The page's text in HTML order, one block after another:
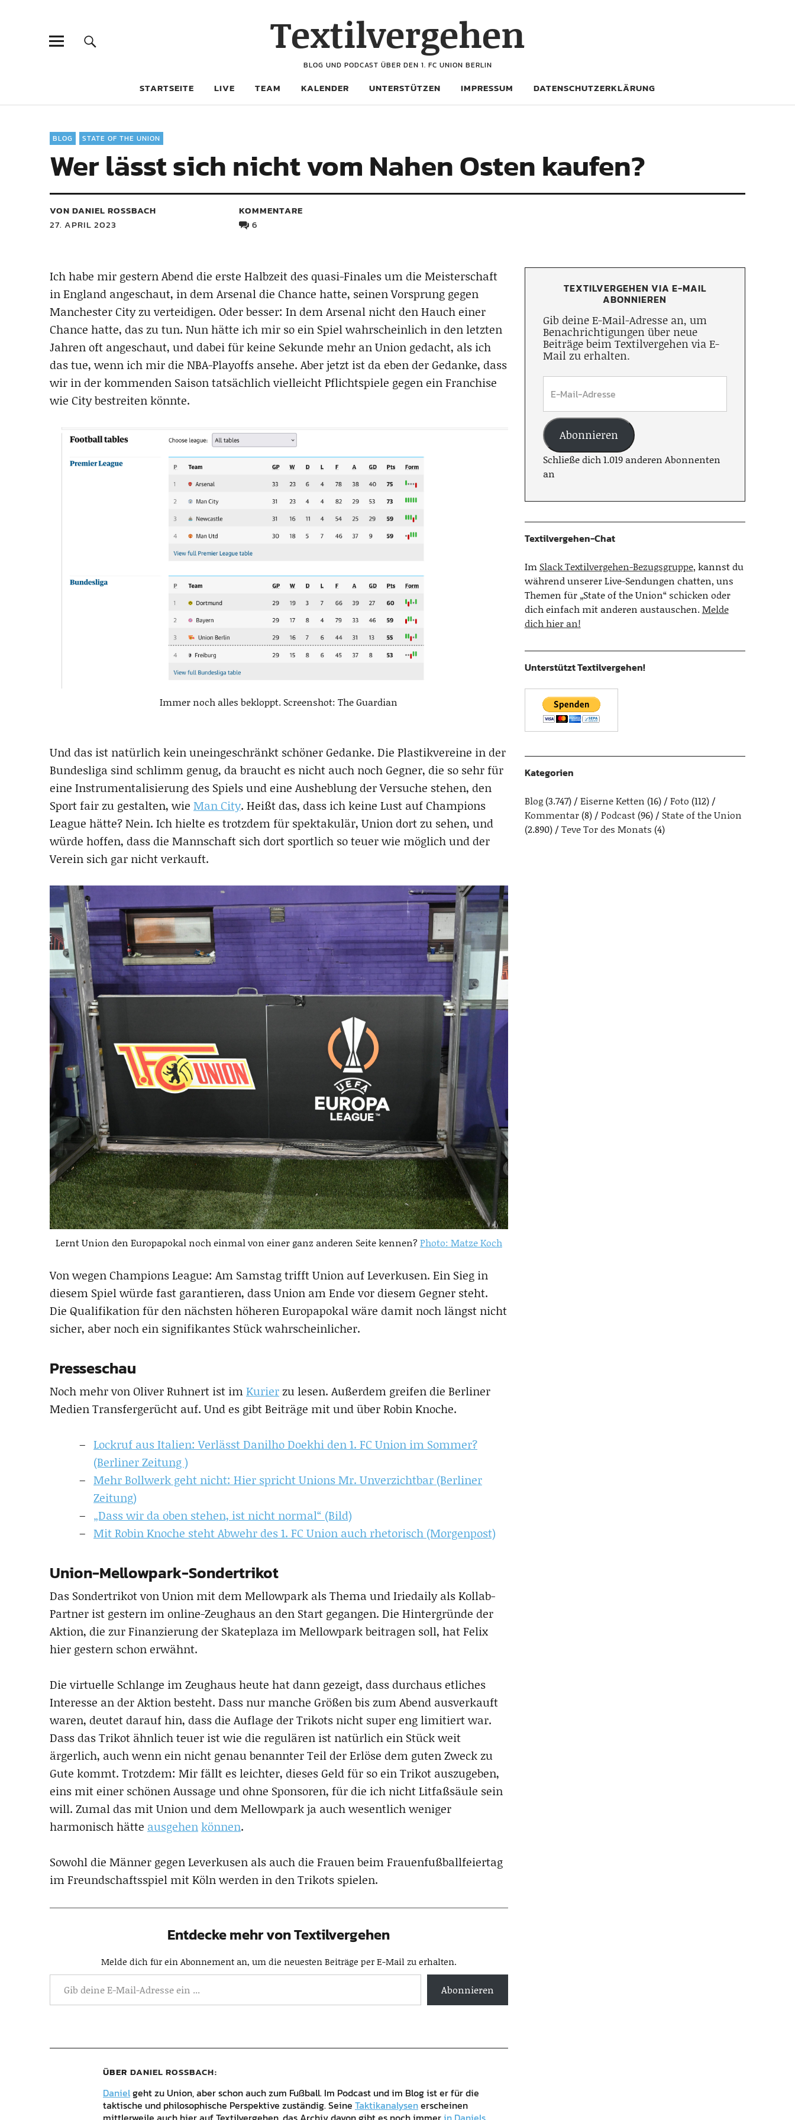
Textilvergehen
BLOG UND PODCAST ÜBER DEN 1. FC UNION BERLIN
STARTSEITE LIVE TEAM KALENDER UNTERSTÜTZEN IMPRESSUM DATENSCHUTZERKLÄRUNG
BLOG STATE OF THE UNION
Wer lässt sich nicht vom Nahen Osten kaufen?
VON DANIEL ROSSBACH
27. APRIL 2023
KOMMENTARE
6
Ich habe mir gestern Abend die erste Halbzeit des quasi-Finales um die Meisterschaft
in England angeschaut, in dem Arsenal die Chance hatte, seinen Vorsprung gegen
Manchester City zu verteidigen. Oder besser: In dem Arsenal nicht den Hauch einer
Chance hatte, das zu tun. Nun hätte ich mir so ein Spiel wahrscheinlich in den letzten
Jahren oft angeschaut, und dabei für keine Sekunde mehr an Union gedacht, als ich
das tue, wenn ich mir die NBA-Playoffs ansehe. Aber jetzt ist da eben der Gedanke, dass
wir in der kommenden Saison tatsächlich vielleicht Pflichtspiele gegen ein Franchise
wie City bestreiten könnte.
Immer noch alles bekloppt. Screenshot: The Guardian
Und das ist natürlich kein uneingeschränkt schöner Gedanke. Die Plastikvereine in der
Bundesliga sind schlimm genug, da braucht es nicht auch noch Gegner, die so sehr für
eine Instrumentalisierung des Spiels und eine Ausheblung der Versuche stehen, den
Sport fair zu gestalten, wie Man City. Heißt das, dass ich keine Lust auf Champions
League hätte? Nein. Ich hielte es trotzdem für spektakulär, Union dort zu sehen, und
würde hoffen, dass die Mannschaft sich dort sportlich so teuer wie möglich und der
Verein sich gar nicht verkauft.
Lernt Union den Europapokal noch einmal von einer ganz anderen Seite kennen?Photo: Matze Koch
Von wegen Champions League: Am Samstag trifft Union auf Leverkusen. Ein Sieg in
diesem Spiel würde fast garantieren, dass Union am Ende vor diesem Gegner steht.
Die Qualifikation für den nächsten höheren Europapokal wäre damit noch längst nicht
sicher, aber noch ein signifikantes Stück wahrscheinlicher.
Presseschau
Noch mehr von Oliver Ruhnert ist imKurierzu lesen. Außerdem greifen die Berliner
Medien Transfergerücht auf. Und es gibt Beiträge mit und über Robin Knoche.
Lockruf aus Italien: Verlässt Danilho Doekhi den 1. FC Union im Sommer?
(Berliner Zeitung )
Mehr Bollwerk geht nicht: Hier spricht Unions Mr. Unverzichtbar (Berliner
Zeitung)
„Dass wir da oben stehen, ist nicht normal“ (Bild)
Mit Robin Knoche steht Abwehr des 1. FC Union auch rhetorisch (Morgenpost)
Union-Mellowpark-Sondertrikot
Das Sondertrikot von Union mit dem Mellowpark als Thema und Iriedaily als Kollab-
Partner ist gestern im online-Zeughaus an den Start gegangen. Die Hintergründe der
Aktion, die zur Finanzierung der Skateplaza im Mellowpark beitragen soll, hat Felix
hier gestern schon erwähnt.
Die virtuelle Schlange im Zeughaus heute hat dann gezeigt, dass durchaus etliches
Interesse an der Aktion besteht. Dass nur manche Größen bis zum Abend ausverkauft
waren, deutet darauf hin, dass die Auflage der Trikots nicht super eng limitiert war.
Dass das Trikot ähnlich teuer ist wie die regulären ist natürlich ein Stück weit
ärgerlich, auch wenn ein nicht genau benannter Teil der Erlöse dem guten Zweck zu
Gute kommt. Trotzdem: Mir fällt es leichter, dieses Geld für so ein Trikot auszugeben,
eins mit einer schönen Aussage und ohne Sponsoren, für die ich nicht Litfaßsäule sein
will. Zumal das mit Union und dem Mellowpark ja auch wesentlich weniger
harmonisch hätte ausgehen können.
Sowohl die Männer gegen Leverkusen als auch die Frauen beim Frauenfußballfeiertag
im Freundschaftsspiel mit Köln werden in den Trikots spielen.
Entdecke mehr von Textilvergehen
Melde dich für ein Abonnement an, um die neuesten Beiträge per E-Mail zu erhalten.
Abonnieren
ÜBER DANIEL ROSSBACH
Danielgeht zu Union, aber schon auch zum Fußball. Im Podcast und im Blog ist er für die
taktische und philosophische Perspektive zuständig. Seine Taktikanalysenerscheinen
TEXTILVERGEHEN VIA E-MAIL
ABONNIEREN
Gib deine E-Mail-Adresse an, um
Benachrichtigungen über neue
Beiträge beim Textilvergehen via E-
Mail zu erhalten.
Abonnieren
Schließe dich 1.019 anderen Abonnenten
an
Textilvergehen-Chat
Im Slack Textilvergehen-Bezugsgruppe, kannst du
während unserer Live-Sendungen chatten, uns
Themen für „State of the Union“ schicken oder
dich einfach mit anderen austauschen.Melde
dich hier an!
Unterstützt Textilvergehen!
Kategorien
Blog(3.747) Eiserne Ketten (16) Foto (112)
Kommentar(8) Podcast(96)
State of the Union
(2.890)
Teve Tor des Monats (4)